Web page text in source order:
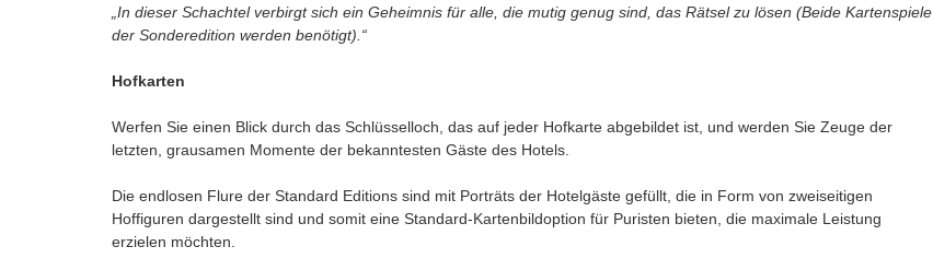
„In dieser Schachtel verbirgt sich ein Geheimnis für alle, die mutig genug sind, das Rätsel zu lösen (Beide Kartenspiele
der Sonderedition werden benötigt).“
Hofkarten
Werfen Sie einen Blick durch das Schlüsselloch, das auf jeder Hofkarte abgebildet ist, und werden Sie Zeuge der
letzten, grausamen Momente der bekanntesten Gäste des Hotels.
Die endlosen Flure der Standard Editions sind mit Porträts der Hotelgäste gefüllt, die in Form von zweiseitigen
Hoffiguren dargestellt sind und somit eine Standard-Kartenbildoption für Puristen bieten, die maximale Leistung
erzielen möchten.